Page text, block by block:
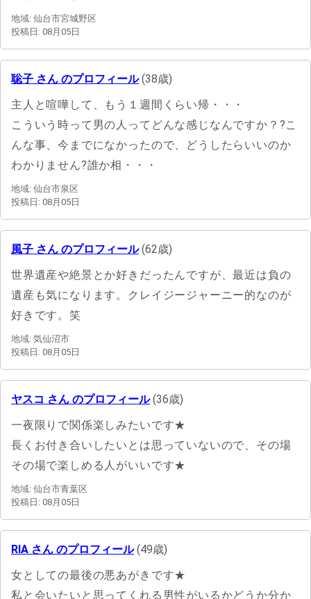
地域: 仙台市宮城野区
投稿日: 08月05日
聡子 さん のプロフィール(38歳)
主人と喧嘩して、もう１週間くらい帰・・・
こういう時って男の人ってどんな感じなんですか？?こ
んな事、今までになかったので、どうしたらいいのか
わかりません?誰か相・・・
地域: 仙台市泉区
投稿日: 08月05日
風子 さん のプロフィール(62歳)
世界遺産や絶景とか好きだったんですが、最近は負の
遺産も気になります。クレイジージャーニー的なのが
好きです。笑
地域: 気仙沼市
投稿日: 08月05日
ヤスコ さん のプロフィール(36歳)
一夜限りで関係楽しみたいです★
長くお付き合いしたいとは思っていないので、その場
その場で楽しめる人がいいです★
地域: 仙台市青葉区
投稿日: 08月05日
RIA さん のプロフィール(49歳)
女としての最後の悪あがきです★
私と会いたいと思ってくれる男性がいるかどうか分か